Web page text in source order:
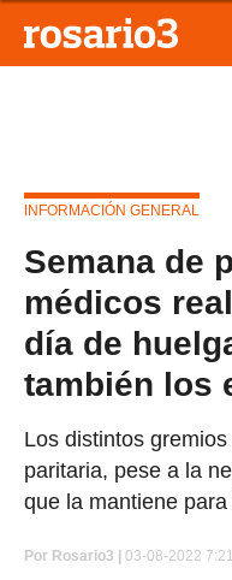
INFORMACIÓN GENERAL
Semana de
médicos
día de
también los
Los distintos
paritaria, pese a la
que la mantiene
Por Rosario3 | 03-08-2022 7:21